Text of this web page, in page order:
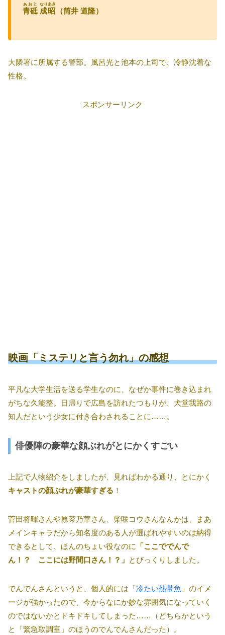
青砥
あおと
成昭
なりあき
（筒井 道隆）
大隣署に所属する警部。風呂光と池本の上司で、冷静沈着な
性格。
スポンサーリンク
映画「ミステリと言う勿れ」の感想
平凡な大学生活を送る学生なのに、なぜか事件に巻き込まれ
がちな久能整。日帰りで広島を訪れたつもりが、犬堂我路の
知人だという少女に付き合わされることに……。
俳優陣の豪華な顔ぶれがとにかくすごい
上記で人物紹介をしましたが、見ればわかる通り、とにかく
キャストの顔ぶれが豪華すぎる ！
菅田将暉さんや原菜乃華さん、柴咲コウさんなんかは、まあ
メインキャラだから知名度のある人が選ばれやすいのは納得
できるとして、ほんのちょい役なのに
「ここででんで
ん！？ ここには野間口さん！？」 とびっくりしました。
でんでんさんというと、個人的には「冷たい熱帯魚 」のイメ
ージが強かったので、今からなにか妙な雰囲気になっていく
のではないかとドキドキしてしまった……（どちらかという
と「緊急取調室」のほうのでんでんさんだった）。